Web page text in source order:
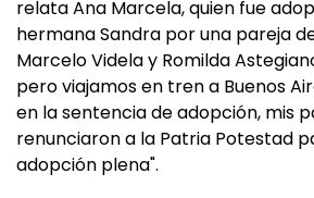
relata Ana Marcela, quien fue
hermana Sandra por una pareja
Marcelo Videla y Romilda
pero viajamos en tren a Buenos
en la sentencia de adopción, mis
renunciaron a la Patria Potestad
adopción plena".